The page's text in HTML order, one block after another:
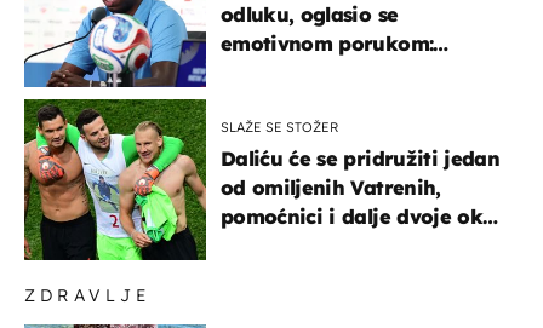
ZDRAVLJE
odluku, oglasio se
emotivnom porukom:
SLAŽE SE STOŽER
Daliću će se pridružiti jedan
od omiljenih Vatrenih,
pomoćnici i dalje dvoje oko